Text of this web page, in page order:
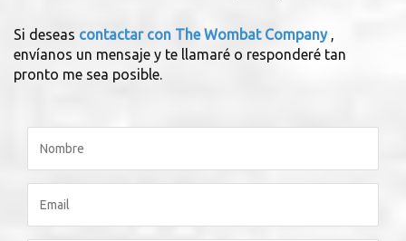
Si deseas contactar con The Wombat Company ,
envíanos un mensaje y te llamaré o responderé tan
pronto me sea posible.